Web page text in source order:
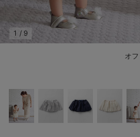
新生児スリーパー・ベビーパジャマ
赤ちゃん お風呂・ベビースキンケア
おむつ関連グッズ
快適機能ウェア特集 ボトムス
快適機能ウェア特集 パジャマ
ハレの日に着るANGELIEBEのセレモニ
買って正解！高評価レビューアイテム
オフ
1 / 9